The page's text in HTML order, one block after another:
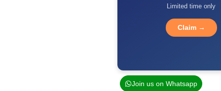
Limited time only
Claim →
Join us on Whatsapp